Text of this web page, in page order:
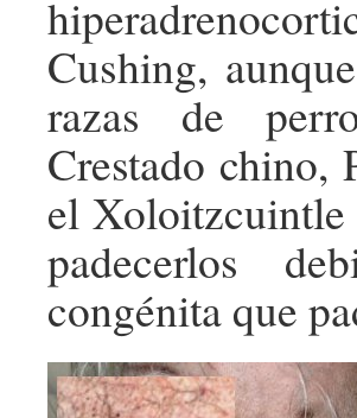
Cushing,
razas de
Crestado chino,
el Xoloitzcuintle
padecerlos
congénita que